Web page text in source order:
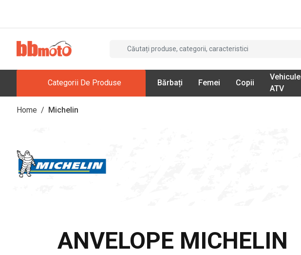
Categorii De Produse Bărbați Femei Copii
Vehicule
ATV
Home / Michelin
ANVELOPE MICHELIN